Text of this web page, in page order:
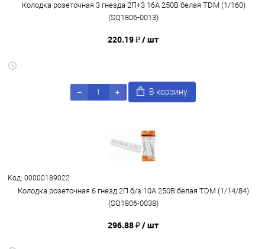
Колодка розеточная 3 гнезда 2П+3 16А 250В белая TDM (1/160)
(SQ1806-0013)
220.19 ₽/ шт
В корзину
Код: 00000189022
Колодка розеточная 6 гнезд 2П б/з 10А 250В белая TDM (1/14/84)
(SQ1806-0038)
296.88 ₽/ шт